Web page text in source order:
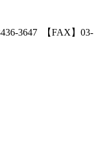
3647
【FAX】03-